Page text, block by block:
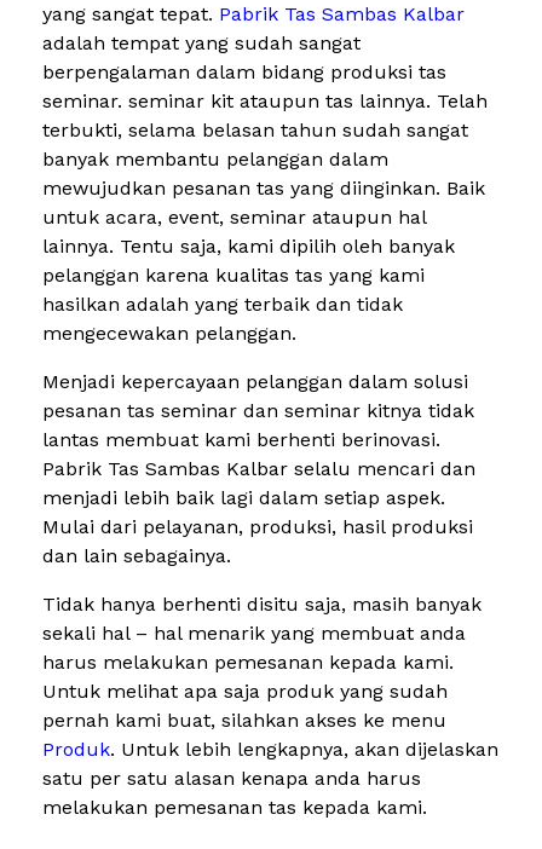
yang sangat tepat. Pabrik Tas Sambas Kalbar
adalah tempat yang sudah sangat
berpengalaman dalam bidang produksi tas
seminar. seminar kit ataupun tas lainnya. Telah
terbukti, selama belasan tahun sudah sangat
banyak membantu pelanggan dalam
mewujudkan pesanan tas yang diinginkan. Baik
untuk acara, event, seminar ataupun hal
lainnya. Tentu saja, kami dipilih oleh banyak
pelanggan karena kualitas tas yang kami
hasilkan adalah yang terbaik dan tidak
mengecewakan pelanggan.
Menjadi kepercayaan pelanggan dalam solusi
pesanan tas seminar dan seminar kitnya tidak
lantas membuat kami berhenti berinovasi.
Pabrik Tas Sambas Kalbar selalu mencari dan
menjadi lebih baik lagi dalam setiap aspek.
Mulai dari pelayanan, produksi, hasil produksi
dan lain sebagainya.
Tidak hanya berhenti disitu saja, masih banyak
sekali hal – hal menarik yang membuat anda
harus melakukan pemesanan kepada kami.
Untuk melihat apa saja produk yang sudah
pernah kami buat, silahkan akses ke menu
Produk. Untuk lebih lengkapnya, akan dijelaskan
satu per satu alasan kenapa anda harus
melakukan pemesanan tas kepada kami.